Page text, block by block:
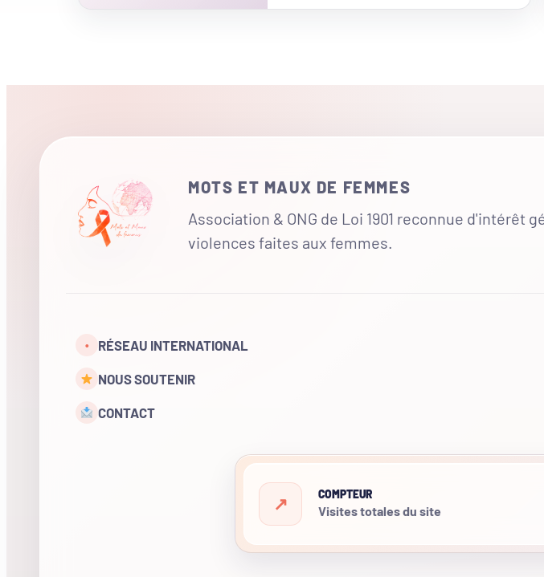
MOTS ET MAUX DE FEMMES
Association & ONG de Loi 1901 reconnue d'intérêt
violences faites aux femmes.
• RÉSEAU INTERNATIONAL
NOUS SOUTENIR
CONTACT
COMPTEUR
Visites totales du site